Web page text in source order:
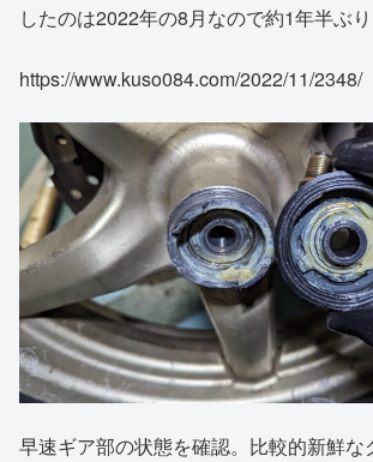
したのは2022年の8月なので約1年半ぶり
https://www.kuso084.com/2022/11/2348/
早速ギア部の状態を確認。比較的新鮮な